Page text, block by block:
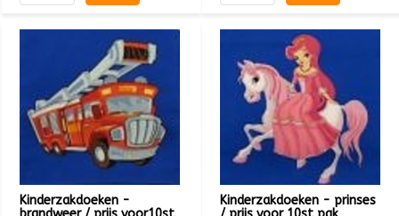
Kinderzakdoeken -
Kinderzakdoeken - prinses